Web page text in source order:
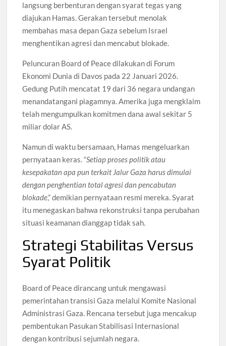
Harga Tiket Kanye West Jakarta 2026 Mulai Rp1,875 Juta,
Ini Detail Kategori
Australia Dukung Transformasi Layanan Kesehatan Primer
langsung berbenturan dengan syarat tegas yang
diajukan Hamas. Gerakan tersebut menolak
membahas masa depan Gaza sebelum Israel
menghentikan agresi dan mencabut blokade.
Peluncuran Board of Peace dilakukan di Forum
Ekonomi Dunia di Davos pada 22 Januari 2026.
Gedung Putih mencatat 19 dari 36 negara undangan
menandatangani piagamnya. Amerika juga mengklaim
telah mengumpulkan komitmen dana awal sekitar 5
miliar dolar AS.
Namun di waktu bersamaan, Hamas mengeluarkan
pernyataan keras. “Setiap proses politik atau
kesepakatan apa pun terkait Jalur Gaza harus dimulai
dengan penghentian total agresi dan pencabutan
blokade,” demikian pernyataan resmi mereka. Syarat
itu menegaskan bahwa rekonstruksi tanpa perubahan
situasi keamanan dianggap tidak sah.
Strategi Stabilitas Versus
Syarat Politik
Board of Peace dirancang untuk mengawasi
pemerintahan transisi Gaza melalui Komite Nasional
Administrasi Gaza. Rencana tersebut juga mencakup
pembentukan Pasukan Stabilisasi Internasional
dengan kontribusi sejumlah negara.